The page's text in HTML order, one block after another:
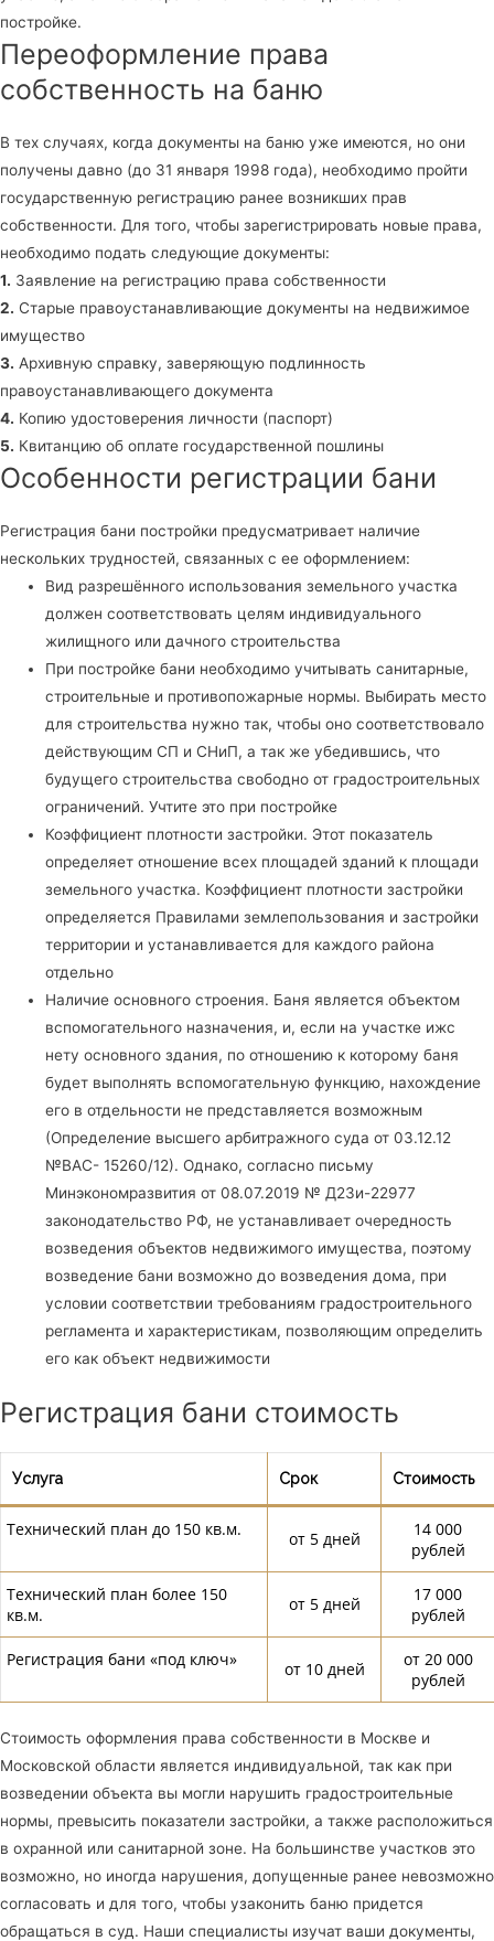
постройке.
Переоформление права
собственность на баню
В тех случаях, когда документы на баню уже имеются, но они
получены давно (до 31 января 1998 года), необходимо пройти
государственную регистрацию ранее возникших прав
собственности. Для того, чтобы зарегистрировать новые права,
необходимо подать следующие документы:
1. Заявление на регистрацию права собственности
2. Старые правоустанавливающие документы на недвижимое
имущество
3. Архивную справку, заверяющую подлинность
правоустанавливающего документа
4. Копию удостоверения личности (паспорт)
5. Квитанцию об оплате государственной пошлины
Особенности регистрации бани
Регистрация бани постройки предусматривает наличие
нескольких трудностей, связанных с ее оформлением:
Вид разрешённого использования земельного участка
должен соответствовать целям индивидуального
жилищного или дачного строительства
При постройке бани необходимо учитывать санитарные,
строительные и противопожарные нормы. Выбирать место
для строительства нужно так, чтобы оно соответствовало
действующим СП и СНиП, а так же убедившись, что
будущего строительства свободно от градостроительных
ограничений. Учтите это при постройке
Коэффициент плотности застройки. Этот показатель
определяет отношение всех площадей зданий к площади
земельного участка. Коэффициент плотности застройки
определяется Правилами землепользования и застройки
территории и устанавливается для каждого района
отдельно
Наличие основного строения. Баня является объектом
вспомогательного назначения, и, если на участке ижс
нету основного здания, по отношению к которому баня
будет выполнять вспомогательную функцию, нахождение
его в отдельности не представляется возможным
(Определение высшего арбитражного суда от 03.12.12
№ВАС- 15260/12). Однако, согласно письму
Минэкономразвития от 08.07.2019 № Д23и-22977
законодательство РФ, не устанавливает очередность
возведения объектов недвижимого имущества, поэтому
возведение бани возможно до возведения дома, при
условии соответствии требованиям градостроительного
регламента и характеристикам, позволяющим определить
его как объект недвижимости
Регистрация бани стоимость
Услуга Срок Стоимость
Технический план до 150 кв.м. от 5 дней
14 000
рублей
Технический план более 150
кв.м.
от 5 дней
17 000
рублей
Регистрация бани «под ключ» от 10 дней
от 20 000
рублей
Стоимость оформления права собственности в Москве и
Московской области является индивидуальной, так как при
возведении объекта вы могли нарушить градостроительные
нормы, превысить показатели застройки, а также расположиться
в охранной или санитарной зоне. На большинстве участков это
возможно, но иногда нарушения, допущенные ранее невозможно
согласовать и для того, чтобы узаконить баню придется
обращаться в суд. Наши специалисты изучат ваши документы,